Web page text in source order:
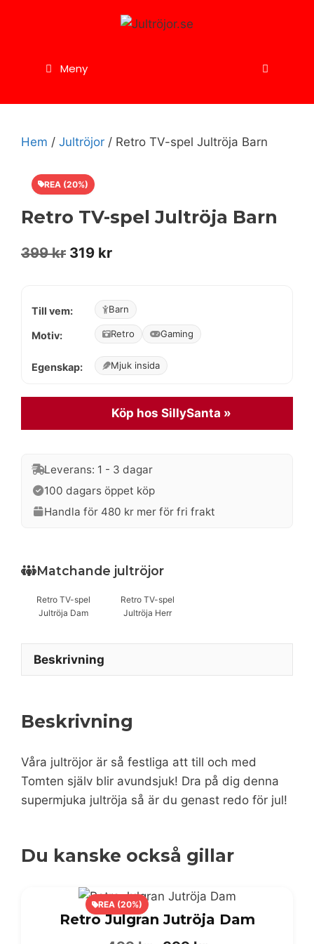
Meny
Hem / Jultröjor / Retro TV-spel Jultröja Barn
REA (20%)
Retro TV-spel Jultröja Barn
399kr Det
priset
var:
399 kr.
319 krDet
priset
är:
319 kr.
Till vem: Barn
Motiv: Retro Gaming
Egenskap: Mjuk insida
Köp hos SillySanta »
Leverans: 1 - 3 dagar
100 dagars öppet köp
Handla för 480 kr mer för fri frakt
Matchande jultröjor
Retro TV-spel
Jultröja Dam
Retro TV-spel
Jultröja Herr
Beskrivning
Beskrivning
Våra jultröjor är så festliga att till och med
Tomten själv blir avundsjuk! Dra på dig denna
supermjuka jultröja så är du genast redo för jul!
Du kanske också gillar
REA (20%)
Retro Julgran Jutröja Dam